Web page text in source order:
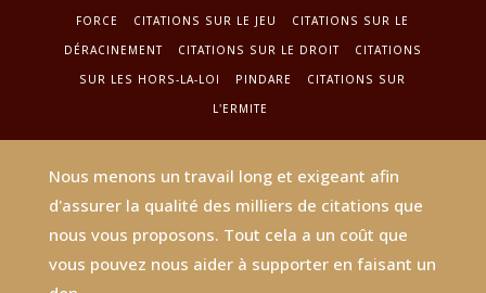
FORCE
CITATIONS SUR LE JEU
CITATIONS SUR LE
DÉRACINEMENT
CITATIONS SUR LE DROIT
CITATIONS
SUR LES HORS-LA-LOI
PINDARE
CITATIONS SUR
L'ERMITE
Nous menons un travail long et exigeant afin
d'assurer la qualité des milliers de citations que
nous vous proposons. Tout cela a un coût que
vous pouvez nous aider à supporter en faisant un